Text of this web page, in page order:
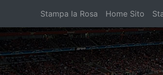
Stampa la Rosa Home Sito